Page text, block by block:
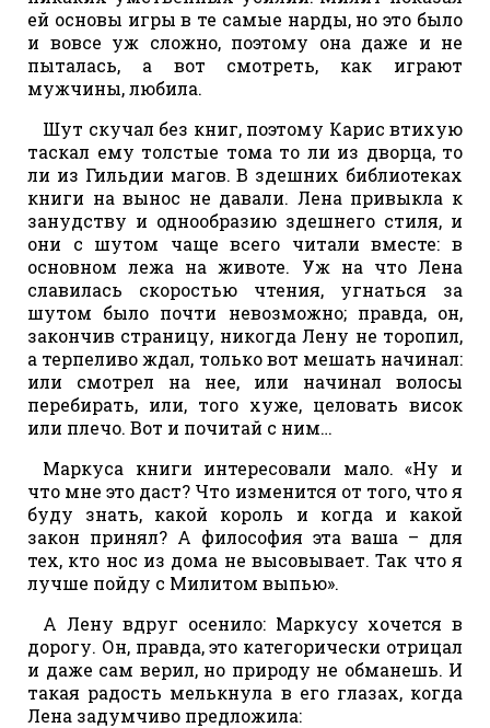
ей основы игры в те самые нарды, но это было
и вовсе уж сложно, поэтому она даже и не
пыталась, а вот смотреть, как играют
мужчины, любила.
Шут скучал без книг, поэтому Карис втихую
таскал ему толстые тома то ли из дворца, то
ли из Гильдии магов. В здешних библиотеках
книги на вынос не давали. Лена привыкла к
занудству и однообразию здешнего стиля, и
они с шутом чаще всего читали вместе: в
основном лежа на животе. Уж на что Лена
славилась скоростью чтения, угнаться за
шутом было почти невозможно; правда, он,
закончив страницу, никогда Лену не торопил,
а терпеливо ждал, только вот мешать начинал:
или смотрел на нее, или начинал волосы
перебирать, или, того хуже, целовать висок
или плечо. Вот и почитай с ним…
Маркуса книги интересовали мало. «Ну и
что мне это даст? Что изменится от того, что я
буду знать, какой король и когда и какой
закон принял? А философия эта ваша – для
тех, кто нос из дома не высовывает. Так что я
лучше пойду с Милитом выпью».
А Лену вдруг осенило: Маркусу хочется в
дорогу. Он, правда, это категорически отрицал
и даже сам верил, но природу не обманешь. И
такая радость мелькнула в его глазах, когда
Лена задумчиво предложила: